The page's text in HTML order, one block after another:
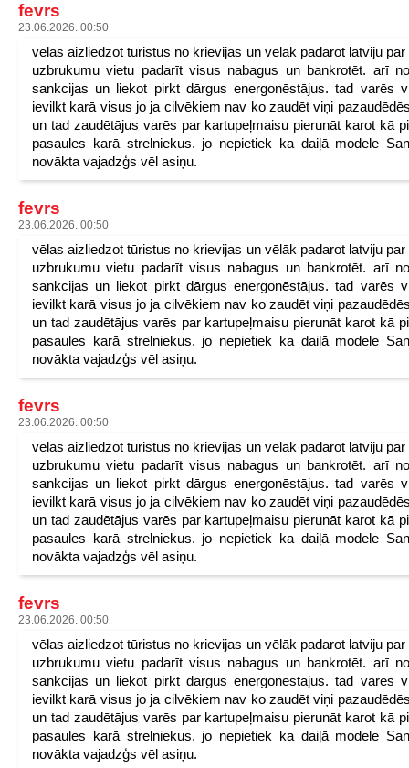
fevrs
23.06.2026. 00:50
vēlas aizliedzot tūristus no krievijas un vēlāk padarot latviju par
uzbrukumu vietu padarīt visus nabagus un bankrotēt. arī
sankcijas un liekot pirkt dārgus energonēstājus. tad varēs
ievilkt karā visus jo ja cilvēkiem nav ko zaudēt viņi
un tad zaudētājus varēs par kartupeļmaisu pierunāt karot kā
pasaules karā strelniekus. jo nepietiek ka daiļā modele
novākta vajadzģs vēl asiņu.
fevrs
23.06.2026. 00:50
vēlas aizliedzot tūristus no krievijas un vēlāk padarot latviju par
uzbrukumu vietu padarīt visus nabagus un bankrotēt. arī
sankcijas un liekot pirkt dārgus energonēstājus. tad varēs
ievilkt karā visus jo ja cilvēkiem nav ko zaudēt viņi
un tad zaudētājus varēs par kartupeļmaisu pierunāt karot kā
pasaules karā strelniekus. jo nepietiek ka daiļā modele
novākta vajadzģs vēl asiņu.
fevrs
23.06.2026. 00:50
vēlas aizliedzot tūristus no krievijas un vēlāk padarot latviju par
uzbrukumu vietu padarīt visus nabagus un bankrotēt. arī
sankcijas un liekot pirkt dārgus energonēstājus. tad varēs
ievilkt karā visus jo ja cilvēkiem nav ko zaudēt viņi
un tad zaudētājus varēs par kartupeļmaisu pierunāt karot kā
pasaules karā strelniekus. jo nepietiek ka daiļā modele
novākta vajadzģs vēl asiņu.
fevrs
23.06.2026. 00:50
vēlas aizliedzot tūristus no krievijas un vēlāk padarot latviju par
uzbrukumu vietu padarīt visus nabagus un bankrotēt. arī
sankcijas un liekot pirkt dārgus energonēstājus. tad varēs
ievilkt karā visus jo ja cilvēkiem nav ko zaudēt viņi
un tad zaudētājus varēs par kartupeļmaisu pierunāt karot kā
pasaules karā strelniekus. jo nepietiek ka daiļā modele
novākta vajadzģs vēl asiņu.